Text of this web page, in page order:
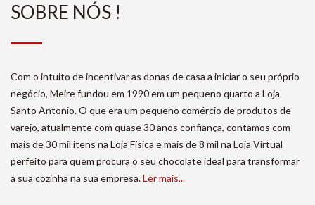
SOBRE NÓS !
Com o intuito de incentivar as donas de casa a iniciar o seu próprio
negócio, Meire fundou em 1990 em um pequeno quarto a Loja
Santo Antonio. O que era um pequeno comércio de produtos de
varejo, atualmente com quase 30 anos confiança, contamos com
mais de 30 mil itens na Loja Física e mais de 8 mil na Loja Virtual
perfeito para quem procura o seu chocolate ideal para transformar
a sua cozinha na sua empresa.Ler mais...